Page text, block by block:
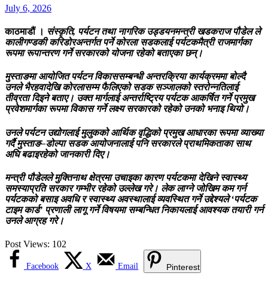
July 6, 2026
काठमाडौं । संस्कृति, पर्यटन तथा नागरिक उड्डयनमन्त्री खडकराज पौडेल ले
कालीगण्डकी करिडोरअन्तर्गत पर्ने कोरला सडकलाई पर्यटकमैत्री राजमार्गका
रूपमा रूपान्तरण गर्ने सरकारको योजना रहेको बताएका छन्।
मुस्ताङमा आयोजित पर्यटन विकाससम्बन्धी अन्तरक्रिया कार्यक्रममा बोल्दै
उनले भैरहवादेखि कोरलासम्म फैलिएको सडक सञ्जालको स्तरोन्नतिलाई
तीव्रता दिइने बताए। उक्त मार्गलाई अन्तर्राष्ट्रिय पर्यटक आकर्षित गर्ने प्रमुख
प्रवेशमार्गका रूपमा विकास गर्ने लक्ष्य सरकारको रहेको उनको भनाइ थियो।
उनले पर्यटन उद्योगलाई मुलुकको आर्थिक वृद्धिको प्रमुख आधारका रूपमा व्याख्या
गर्दै मुस्ताङ–डोल्पा सडक आयोजनालाई पनि सरकारले प्राथमिकताका साथ
अघि बढाइरहेको जानकारी दिए।
मन्त्री पौडेलले मुक्तिनाथ क्षेत्रमा उचाइका कारण पर्यटकमा देखिने स्वास्थ्य
समस्याप्रति सरकार गम्भीर रहेको उल्लेख गरे। लेक लाग्ने जोखिम कम गर्न
पर्यटकको बसाइ अवधि र स्वास्थ्य अवस्थालाई व्यवस्थित गर्ने उद्देश्यले ‘पर्यटक
टाइम कार्ड’ प्रणाली लागू गर्ने विषयमा सम्बन्धित निकायलाई आवश्यक तयारी गर्न
उनले आग्रह गरे।
Post Views: 102
Facebook X Email Pinterest